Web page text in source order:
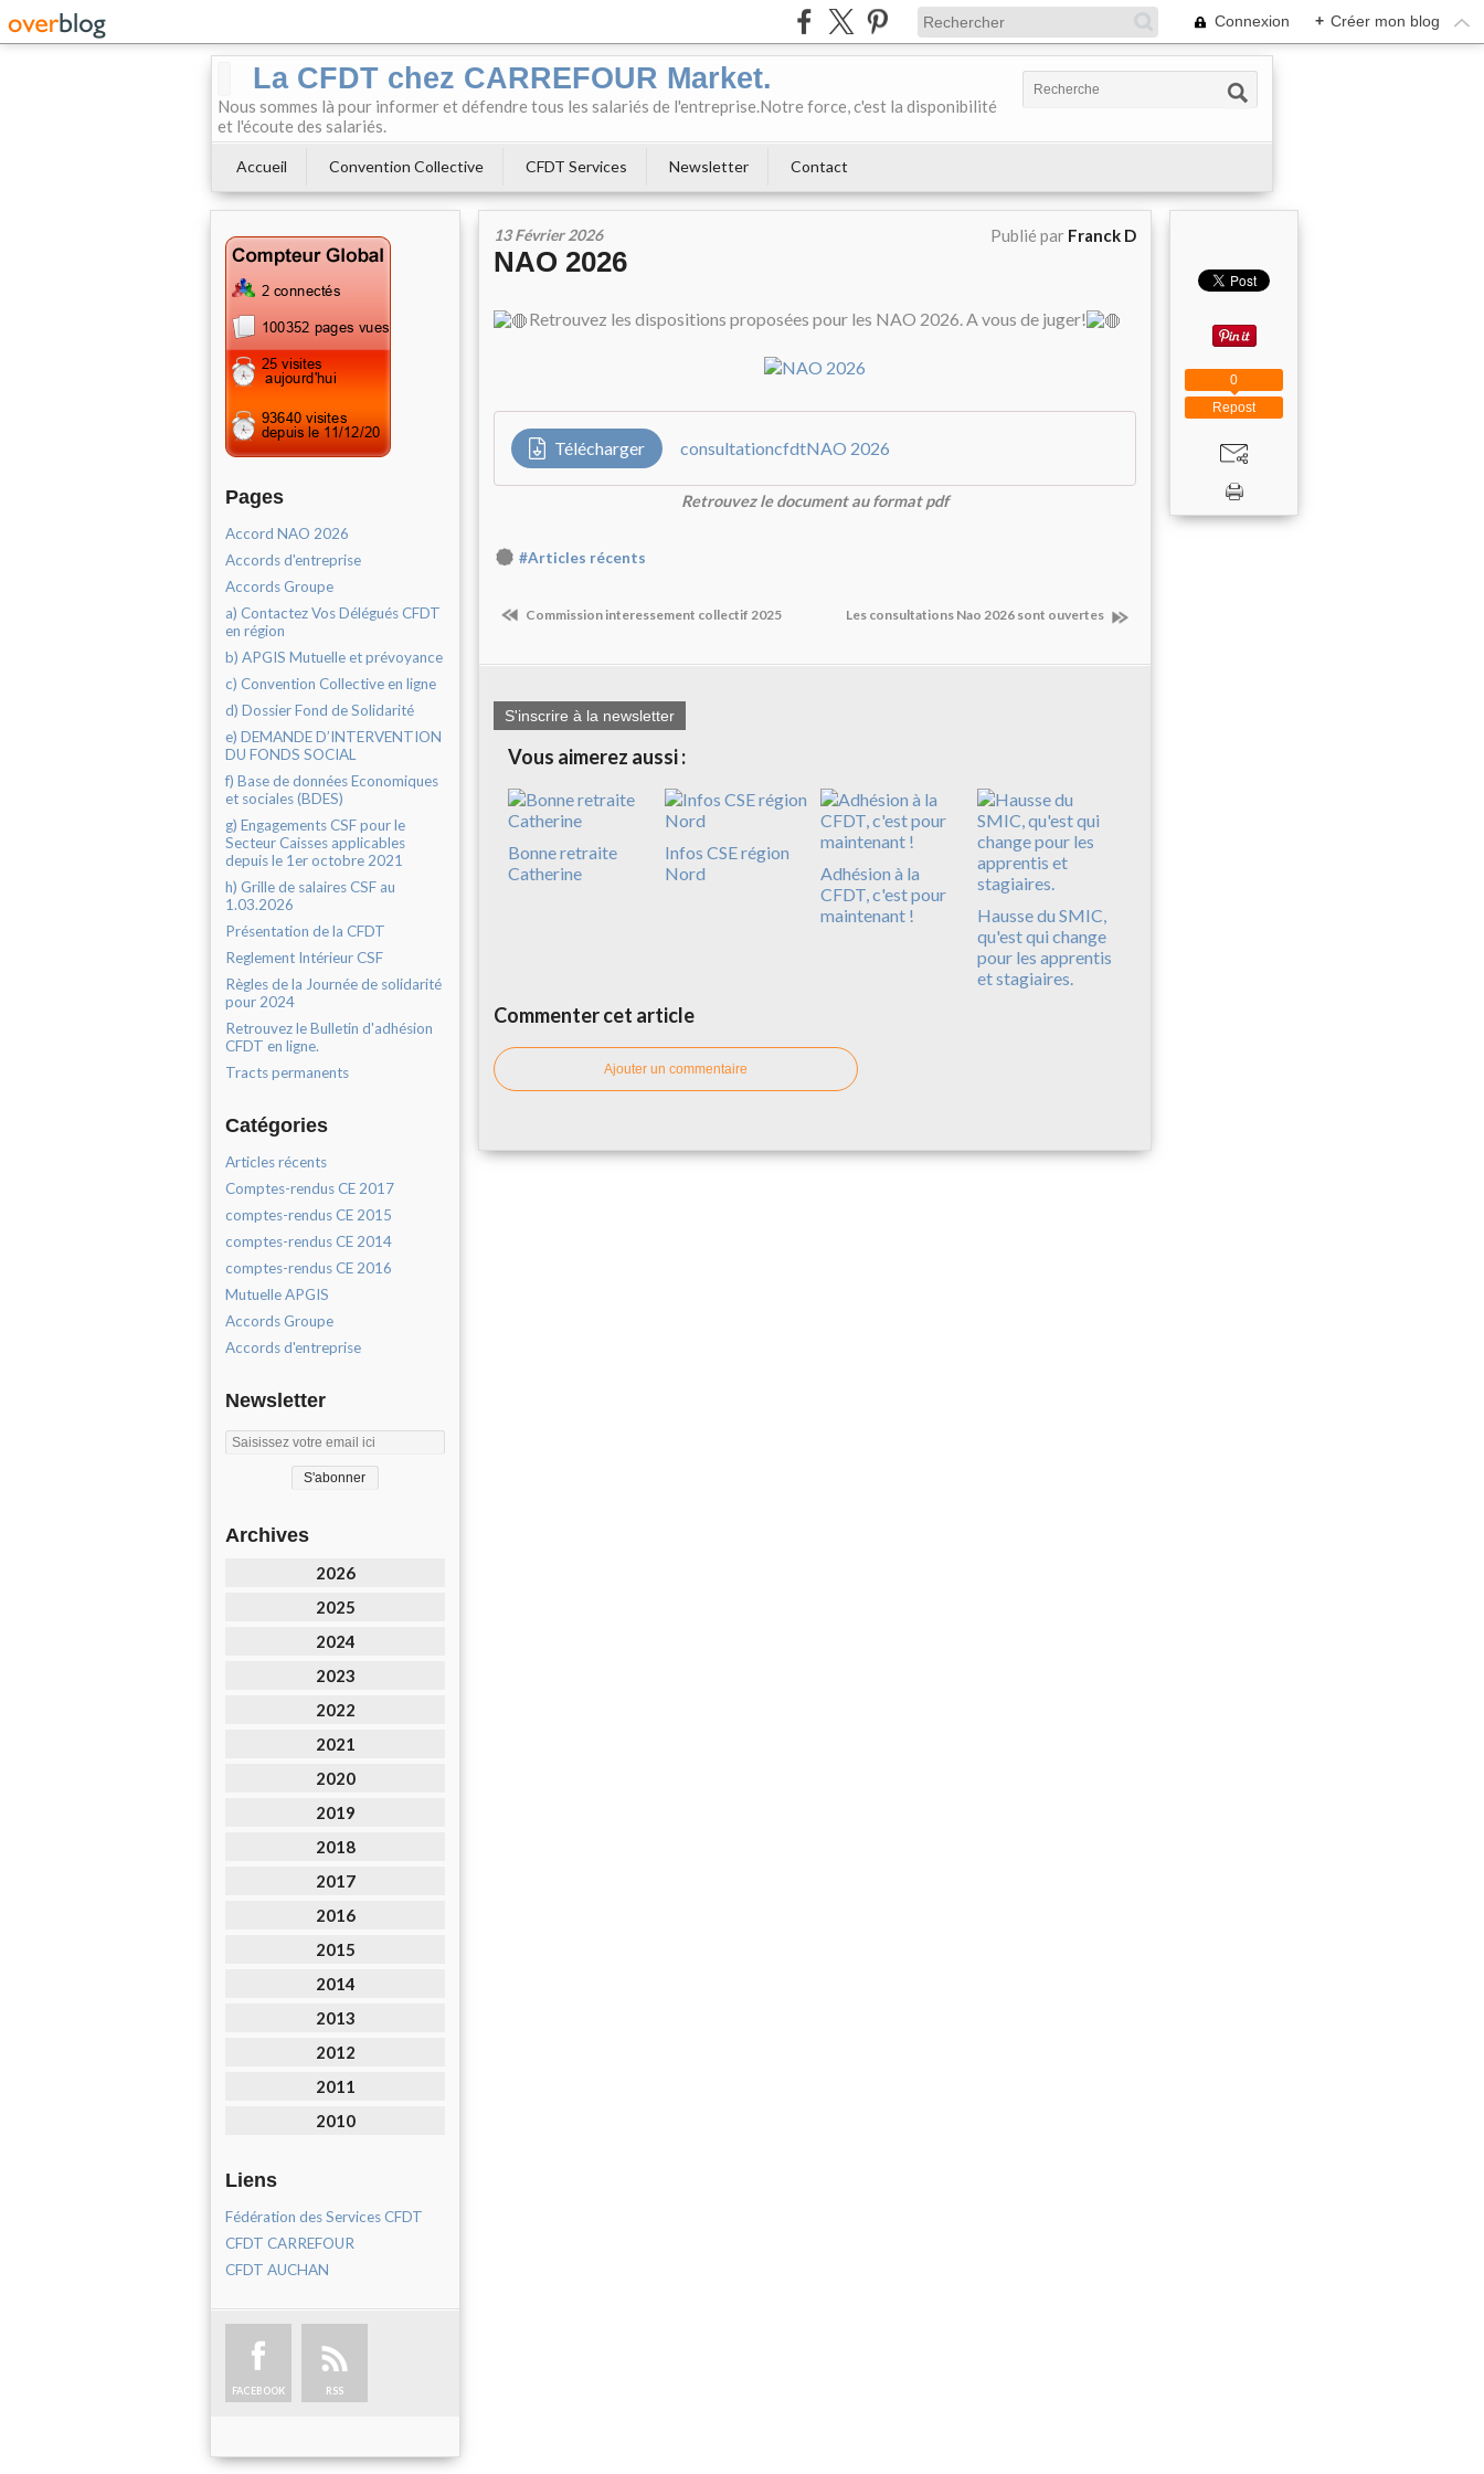
Connexion + Créer mon blog
La CFDT chez CARREFOUR Market.
Nous sommes là pour informer et défendre tous les salariés de l'entreprise.Notre force, c'est la disponibilité
et l'écoute des salariés.
Accueil Convention Collective CFDT Services Newsletter Contact
Pages
Accord NAO 2026
Accords d'entreprise
Accords Groupe
a) Contactez Vos Délégués CFDT
en région
b) APGIS Mutuelle et prévoyance
c) Convention Collective en ligne
d) Dossier Fond de Solidarité
e) DEMANDE D’INTERVENTION
DU FONDS SOCIAL
f) Base de données Economiques
et sociales (BDES)
g) Engagements CSF pour le
Secteur Caisses applicables
depuis le 1er octobre 2021
h) Grille de salaires CSF au
1.03.2026
Présentation de la CFDT
Reglement Intérieur CSF
Règles de la Journée de solidarité
pour 2024
Retrouvez le Bulletin d'adhésion
CFDT en ligne.
Tracts permanents
Catégories
Articles récents
Comptes-rendus CE 2017
comptes-rendus CE 2015
comptes-rendus CE 2014
comptes-rendus CE 2016
Mutuelle APGIS
Accords Groupe
Accords d'entreprise
Newsletter
Archives
2026
2025
2024
2023
2022
2021
2020
2019
2018
2017
2016
2015
2014
2013
2012
2011
2010
Liens
Fédération des Services CFDT
CFDT CARREFOUR
CFDT AUCHAN
FACEBOOK RSS
13 Février 2026 Publié par Franck D
NAO 2026
Retrouvez les dispositions proposées pour les NAO 2026. A vous de juger!
Télécharger consultationcfdtNAO 2026
Retrouvez le document au format pdf
#Articles récents
Commission interessement collectif 2025 Les consultations Nao 2026 sont ouvertes
S'inscrire à la newsletter
Vous aimerez aussi :
Bonne retraite
Catherine
Infos CSE région
Nord
Adhésion à la
CFDT, c'est pour
maintenant !
Hausse du SMIC,
qu'est qui change
pour les apprentis
et stagiaires.
Commenter cet article
Ajouter un commentaire
Repost
0